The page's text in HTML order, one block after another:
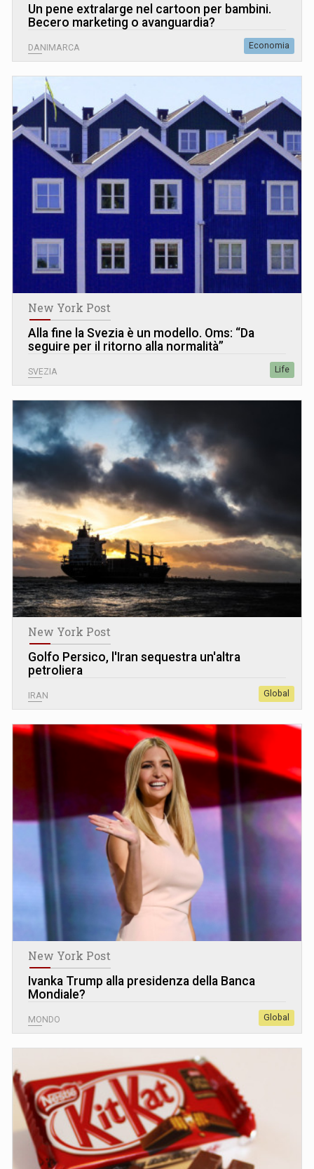
Un pene extralarge nel cartoon per bambini.
Becero marketing o avanguardia?
DANIMARCA Economia
New York Post
Alla fine la Svezia è un modello. Oms: “Da
seguire per il ritorno alla normalità”
SVEZIA Life
New York Post
Golfo Persico, l'Iran sequestra un'altra
petroliera
IRAN Global
New York Post
Ivanka Trump alla presidenza della Banca
Mondiale?
MONDO Global